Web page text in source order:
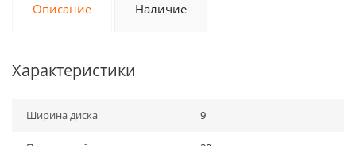
Описание Наличие
Характеристики
Ширина диска 9